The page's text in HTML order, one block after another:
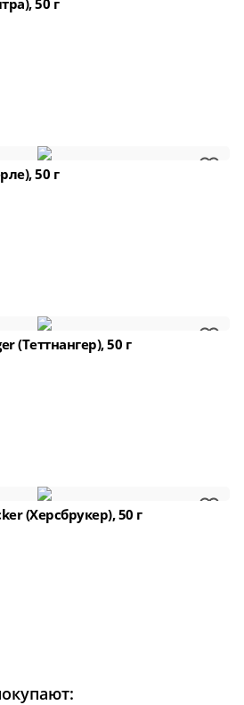
50 г
50 г
(Теттнангер), 50 г
(Херсбрукер), 50 г